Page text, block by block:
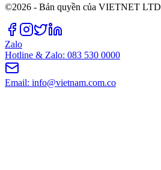
©2026 - Bản quyền của VIETNET LTD
Zalo
Hotline & Zalo: 083 530 0000
Email: info@vietnam.com.co